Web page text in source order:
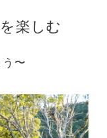
楽しむ
〜